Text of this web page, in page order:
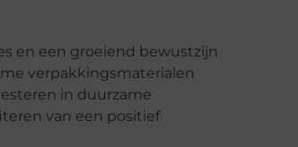
en een groeiend bewustzijn
verpakkingsmaterialen
in duurzame
van een positief